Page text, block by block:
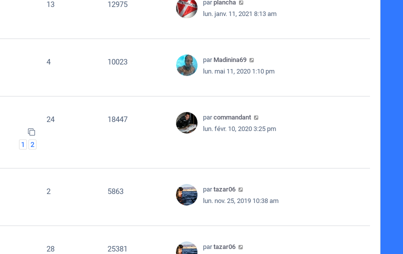
13 12975 parplancha
lun. janv. 11, 2021 8:13 am
4 10023 par Madinina69
lun. mai 11, 2020 1:10 pm
1 2
24 18447 parcommandant
lun. févr. 10, 2020 3:25 pm
2 5863 partazar06
lun. nov. 25, 2019 10:38 am
28 25381 partazar06